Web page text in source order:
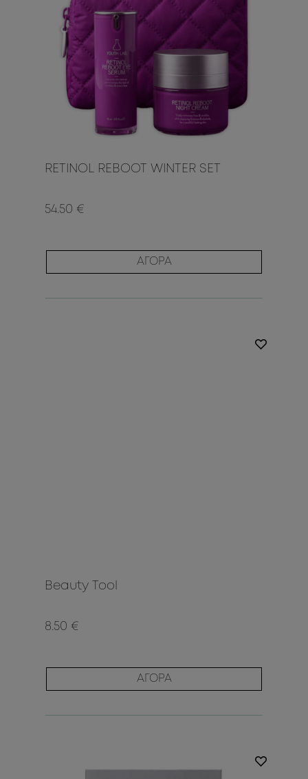
RETINOL REBOOT WINTER SET
54.50 €
ΑΓΟΡΑ
Beauty Tool
8.50 €
ΑΓΟΡΑ